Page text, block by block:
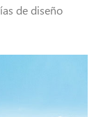
de diseño